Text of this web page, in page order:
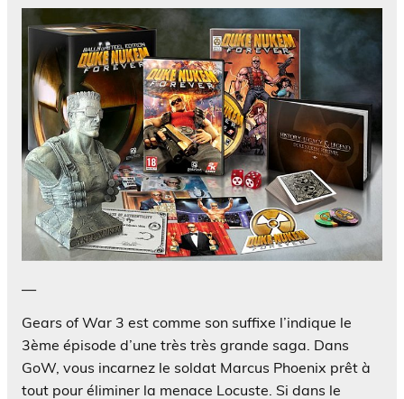
—
Gears of War 3 est comme son suffixe l’indique le
3ème épisode d’une très très grande saga. Dans
GoW, vous incarnez le soldat Marcus Phoenix prêt à
tout pour éliminer la menace Locuste. Si dans le